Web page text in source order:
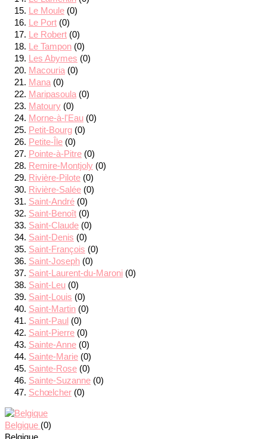
Le Moule (0)
Le Port (0)
Le Robert (0)
Le Tampon (0)
Les Abymes (0)
Macouria (0)
Mana (0)
Maripasoula (0)
Matoury (0)
Morne-à-l'Eau (0)
Petit-Bourg (0)
Petite-Île (0)
Pointe-à-Pitre (0)
Remire-Montjoly (0)
Rivière-Pilote (0)
Rivière-Salée (0)
Saint-André (0)
Saint-Benoît (0)
Saint-Claude (0)
Saint-Denis (0)
Saint-François (0)
Saint-Joseph (0)
Saint-Laurent-du-Maroni (0)
Saint-Leu (0)
Saint-Louis (0)
Saint-Martin (0)
Saint-Paul (0)
Saint-Pierre (0)
Sainte-Anne (0)
Sainte-Marie (0)
Sainte-Rose (0)
Sainte-Suzanne (0)
Schœlcher (0)
Belgique (0)
Belgique